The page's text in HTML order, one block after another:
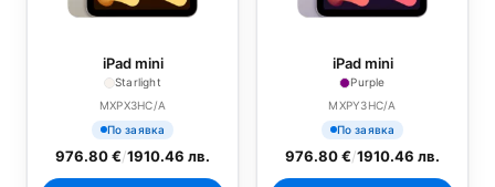
iPad mini
Starlight
MXPX3HC/A
По заявка
976.80 €/1910.46 лв.
iPad mini
Purple
MXPY3HC/A
По заявка
976.80 €/1910.46 лв.